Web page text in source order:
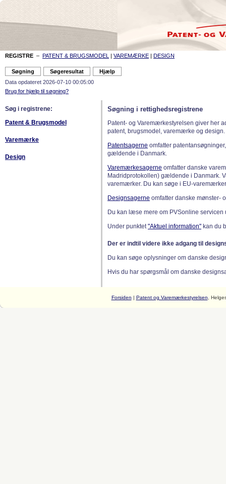
REGISTRE – PATENT & BRUGSMODEL | VAREMÆRKE | DESIGN
Data opdateret 2026-07-10 00:05:00
Brug for hjælp til søgning?
Søg i registrene:
Patent & Brugsmodel
Varemærke
Design
Søgning i rettighedsregistrene
Patent- og Varemærkestyrelsen giver her
patent, brugsmodel, varemærke og design.
Patentsagerne omfatter
gældende i Danmark.
Varemærkesagerne omfatter danske
Madridprotokollen) gældende i Danmark.
varemærker. Du kan søge i EU-
Designsagerne omfatter danske mønster-
Du kan læse mere om PVSonline
Under punktet"Aktuel information" kan du
Der er indtil videre ikke adgang til
Du kan søge oplysninger om danske
Hvis du har spørgsmål om danske
Forsiden | Patent og Varemærkestyrelsen ,